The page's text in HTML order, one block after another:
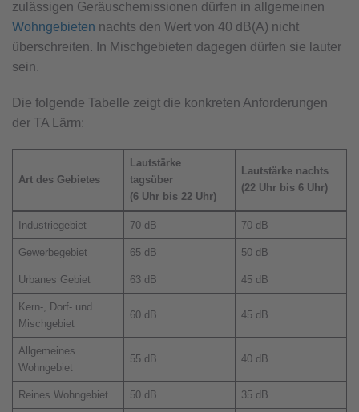
zulässigen Geräuschemissionen dürfen in allgemeinen
Wohngebieten nachts den Wert von 40 dB(A) nicht
überschreiten. In Mischgebieten dagegen dürfen sie lauter
sein.
Die folgende Tabelle zeigt die konkreten Anforderungen
der TA Lärm:
Art des Gebietes
Lautstärke
tagsüber
(6 Uhr bis 22 Uhr)
Lautstärke nachts
(22 Uhr bis 6 Uhr)
Industriegebiet 70 dB 70 dB
Gewerbegebiet 65 dB 50 dB
Urbanes Gebiet 63 dB 45 dB
Kern-, Dorf- und
Mischgebiet
60 dB 45 dB
Allgemeines
Wohngebiet
55 dB 40 dB
Reines Wohngebiet 50 dB 35 dB